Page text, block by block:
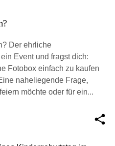
Der ehrliche
Event und fragst dich:
Fotobox ein­fach zu kau­fen
nahe­lie­gen­de Fra­ge,
möch­te oder für ein...